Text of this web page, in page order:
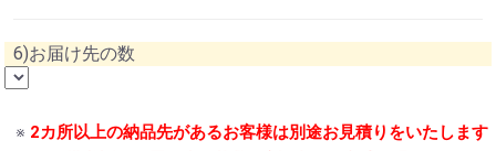
6)お届け先の数
※ 2カ所以上の納品先があるお客様は別途お見積りをいたします